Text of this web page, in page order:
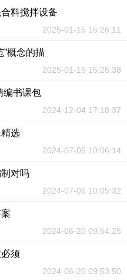
料搅拌设备
2025-01-15 15:26:11
”概念的描
2025-01-15 15:25:38
编书课包
2024-12-04 17:18:37
选
2024-07-06 10:06:14
对吗
2024-07-06 10:05:32
2024-06-20 09:54:25
须
2024-06-20 09:53:50